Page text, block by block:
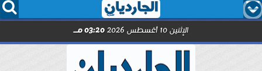
  
الإثنين 10 أغسطس 2026 03:20 مـ